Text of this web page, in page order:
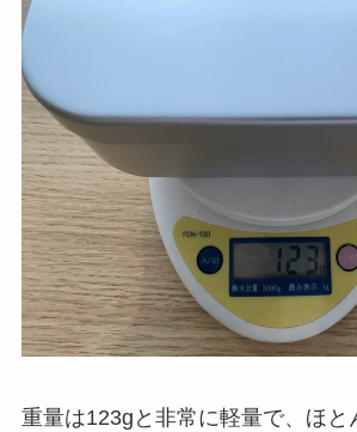
重量は123g と非常に軽量で、ほと